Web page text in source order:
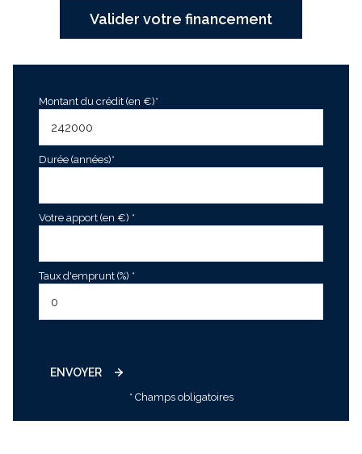
Valider votre financement
Montant du crédit (en €)*
Durée (années)*
Votre apport (en €) *
Taux d'emprunt (%) *
ENVOYER
* Champs obligatoires